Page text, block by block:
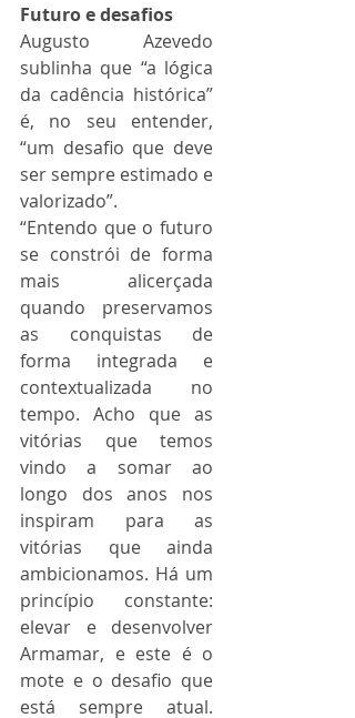
Futuro e desafios
Augusto Azevedo
sublinha que “a lógica
da cadência histórica”
é, no seu entender,
“um desafio que deve
ser sempre estimado e
valorizado”.
“Entendo que o futuro
se constrói de forma
mais alicerçada
quando preservamos
as conquistas de
forma integrada e
contextualizada no
tempo. Acho que as
vitórias que temos
vindo a somar ao
longo dos anos nos
inspiram para as
vitórias que ainda
ambicionamos. Há um
princípio constante:
elevar e desenvolver
Armamar, e este é o
mote e o desafio que
está sempre atual.